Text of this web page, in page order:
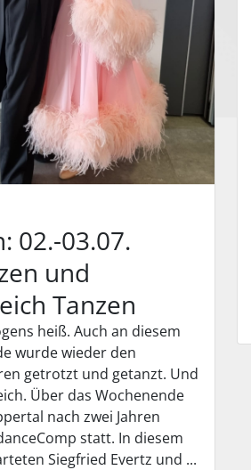
02.-03.07.
und
Tanzen
heiß. Auch an diesem
wurde wieder den
getrotzt und getanzt. Und
Über das Wochenende
nach zwei Jahren
statt. In diesem
Siegfried Evertz und ...